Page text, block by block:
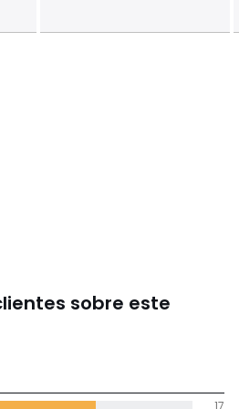
sobre este
4,4